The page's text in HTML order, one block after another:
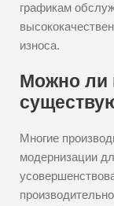
графикам
износа.
Можно ли
Многие
модернизации